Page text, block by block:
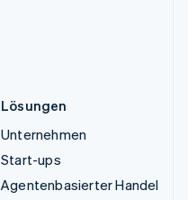
Lösungen
Unternehmen
Start-ups
Agentenbasierter Handel